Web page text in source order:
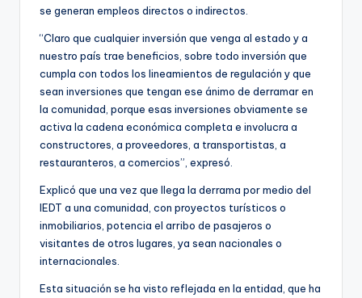
se generan empleos directos o indirectos.
“Claro que cualquier inversión que venga al estado y a
nuestro país trae beneficios, sobre todo inversión que
cumpla con todos los lineamientos de regulación y que
sean inversiones que tengan ese ánimo de derramar en
la comunidad, porque esas inversiones obviamente se
activa la cadena económica completa e involucra a
constructores, a proveedores, a transportistas, a
restauranteros, a comercios”, expresó.
Explicó que una vez que llega la derrama por medio del
IEDT a una comunidad, con proyectos turísticos o
inmobiliarios, potencia el arribo de pasajeros o
visitantes de otros lugares, ya sean nacionales o
internacionales.
Esta situación se ha visto reflejada en la entidad, que ha